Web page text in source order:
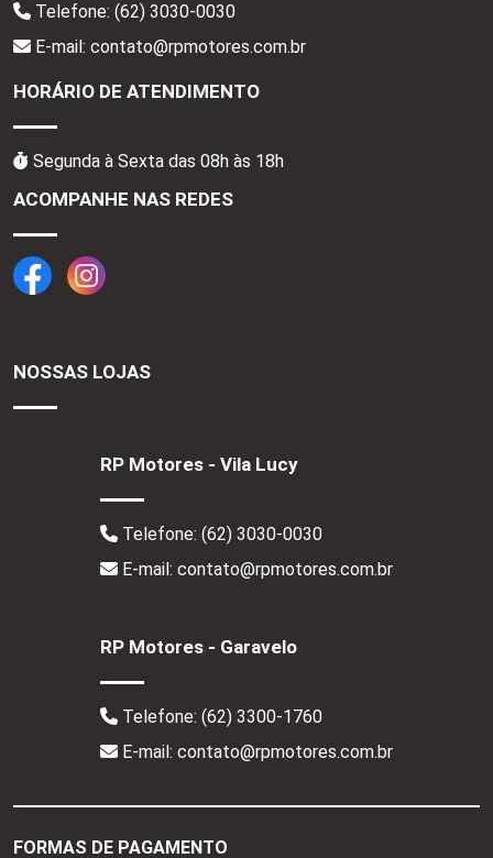
Telefone: (62) 3030-0030
E-mail: contato@rpmotores.com.br
HORÁRIO DE ATENDIMENTO
Segunda à Sexta das 08h às 18h
ACOMPANHE NAS REDES
NOSSAS LOJAS
RP Motores - Vila Lucy
Telefone: (62) 3030-0030
E-mail: contato@rpmotores.com.br
RP Motores - Garavelo
Telefone: (62) 3300-1760
E-mail: contato@rpmotores.com.br
FORMAS DE PAGAMENTO